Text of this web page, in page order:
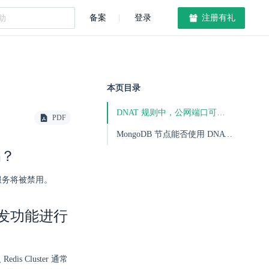
备案 登录 注册有礼
PDF
将被禁用。
功能进行
Cluster 通常
本页目录
DNAT 规则中，公网端口可以使用 80 及 443 端口吗？
MongoDB 节点能否使用 DNAT 功能或 VPC 端口转发功能进行访问？